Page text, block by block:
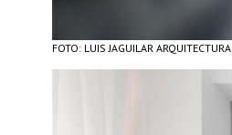
FOTO: LUIS JAGUILAR ARQUITECTURA